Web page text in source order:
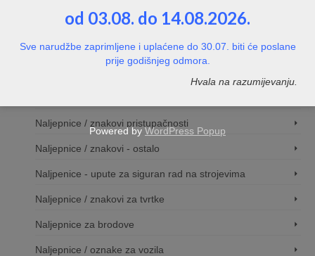
Naljepnice / znakovi za evakuciju
Naljepnice / znakovi za video nadzor
Naljepnice / znakovi pristupačnosti
Naljepnice / znakovi - ostalo
Naljpenice - upute za siguran rad na strojevima
Naljepnice / znakovi za tvrtke
Naljepnice za brodove
Naljepnice / oznake za vozila
od 03.08. do 14.08.2026.
Sve narudžbe zaprimljene i uplaćene do 30.07. biti će poslane
prije godišnjeg odmora.
Hvala na razumijevanju.
Powered by WordPress Popup